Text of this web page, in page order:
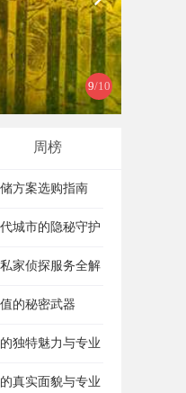
9/10
周榜
方案选购指南
城市的隐秘守护
家侦探服务全解
的秘密武器
独特魅力与专业
真实面貌与专业